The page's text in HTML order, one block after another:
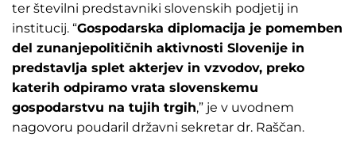
ter številni predstavniki slovenskih podjetij in
institucij. “Gospodarska diplomacija je pomemben
del zunanjepolitičnih aktivnosti Slovenije in
predstavlja splet akterjev in vzvodov, preko
katerih odpiramo vrata slovenskemu
gospodarstvu na tujih trgih,” je v uvodnem
nagovoru poudaril državni sekretar dr. Raščan.